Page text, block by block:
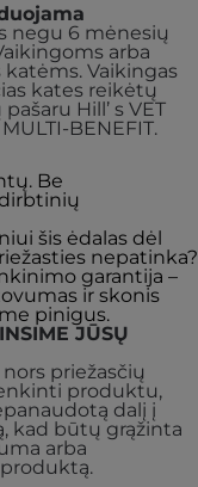
negu 6 mėnesių
arba
Vaikingas
kates reikėtų
Hill’ s VET
BENEFIT.
Be
šis ėdalas dėl
nepatinka?
garantija –
ir skonis
pinigus.
JŪSŲ
priežasčių
produktu,
dalį į
kad būtų grąžinta
arba